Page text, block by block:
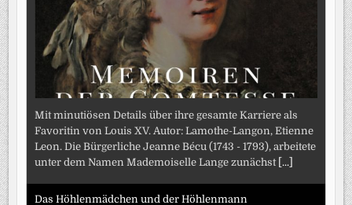
Mit minutiösen Details über ihre gesamte Karriere als
Favoritin von Louis XV. Autor: Lamothe-Langon, Etienne
Leon. Die Bürgerliche Jeanne Bécu (1743 - 1793), arbeitete
unter dem Namen Mademoiselle Lange zunächst [...]
Das Höhlenmädchen und der Höhlenmann